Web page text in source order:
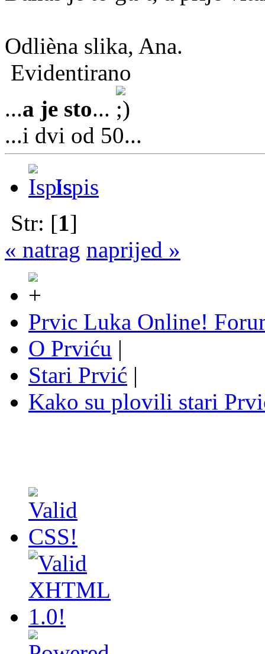
Odlièna slika, Ana.
Evidentirano
...a je sto...
...i dvi od 50...
Ispis
Str: [1]
« natrag naprijed »
Prvic Luka Online!
O Prviću |
Stari Prvić |
Kako su plovili stari